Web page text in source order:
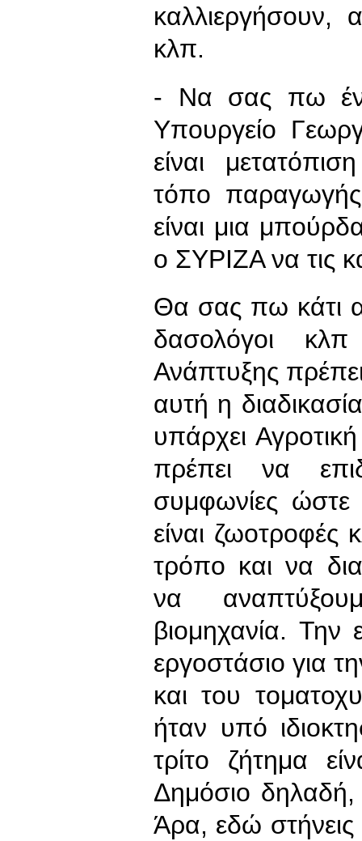
κλπ.
- Να σας πω
Υπουργείο
είναι
τόπο
είναι μια
ο ΣΥΡΙΖΑ να τις
Θα σας πω κάτι
δασολόγοι
Ανάπτυξης
αυτή η
υπάρχει
πρέπει να
συμφωνίες ώστε
είναι ζωοτροφές
τρόπο και να
να
βιομηχανία. Την
εργοστάσιο για
και του
ήταν υπό
τρίτο ζήτημα
Δημόσιο δηλαδή,
Άρα, εδώ στήνεις